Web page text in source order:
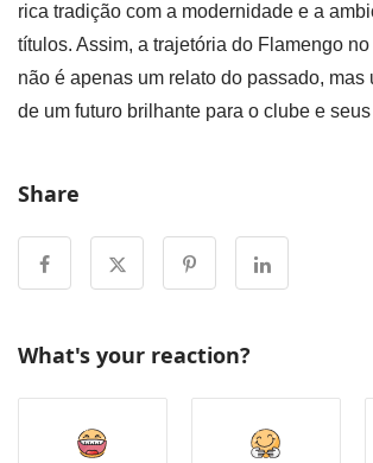
rica tradição com a modernidade e a
títulos. Assim, a trajetória do Flamengo
não é apenas um relato do passado, mas
de um futuro brilhante para o clube e
Share
What's your reaction?